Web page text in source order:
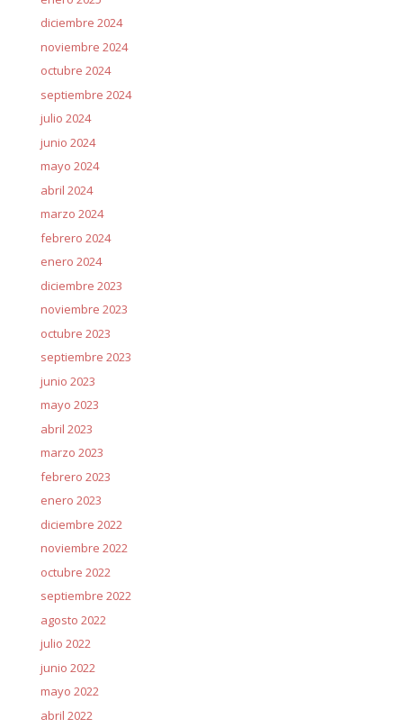
diciembre 2024
noviembre 2024
octubre 2024
septiembre 2024
julio 2024
junio 2024
mayo 2024
abril 2024
marzo 2024
febrero 2024
enero 2024
diciembre 2023
noviembre 2023
octubre 2023
septiembre 2023
junio 2023
mayo 2023
abril 2023
marzo 2023
febrero 2023
enero 2023
diciembre 2022
noviembre 2022
octubre 2022
septiembre 2022
agosto 2022
julio 2022
junio 2022
mayo 2022
abril 2022